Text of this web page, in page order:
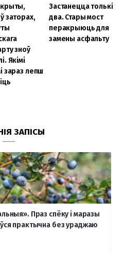
заторах,
зноў
Якімі
зараз лепш
Застанецца толькі
два. Стары мост
перакрыюць для
замены асфальту
ЗАПІСЫ
Праз спёку і маразы
практычна без ураджаю